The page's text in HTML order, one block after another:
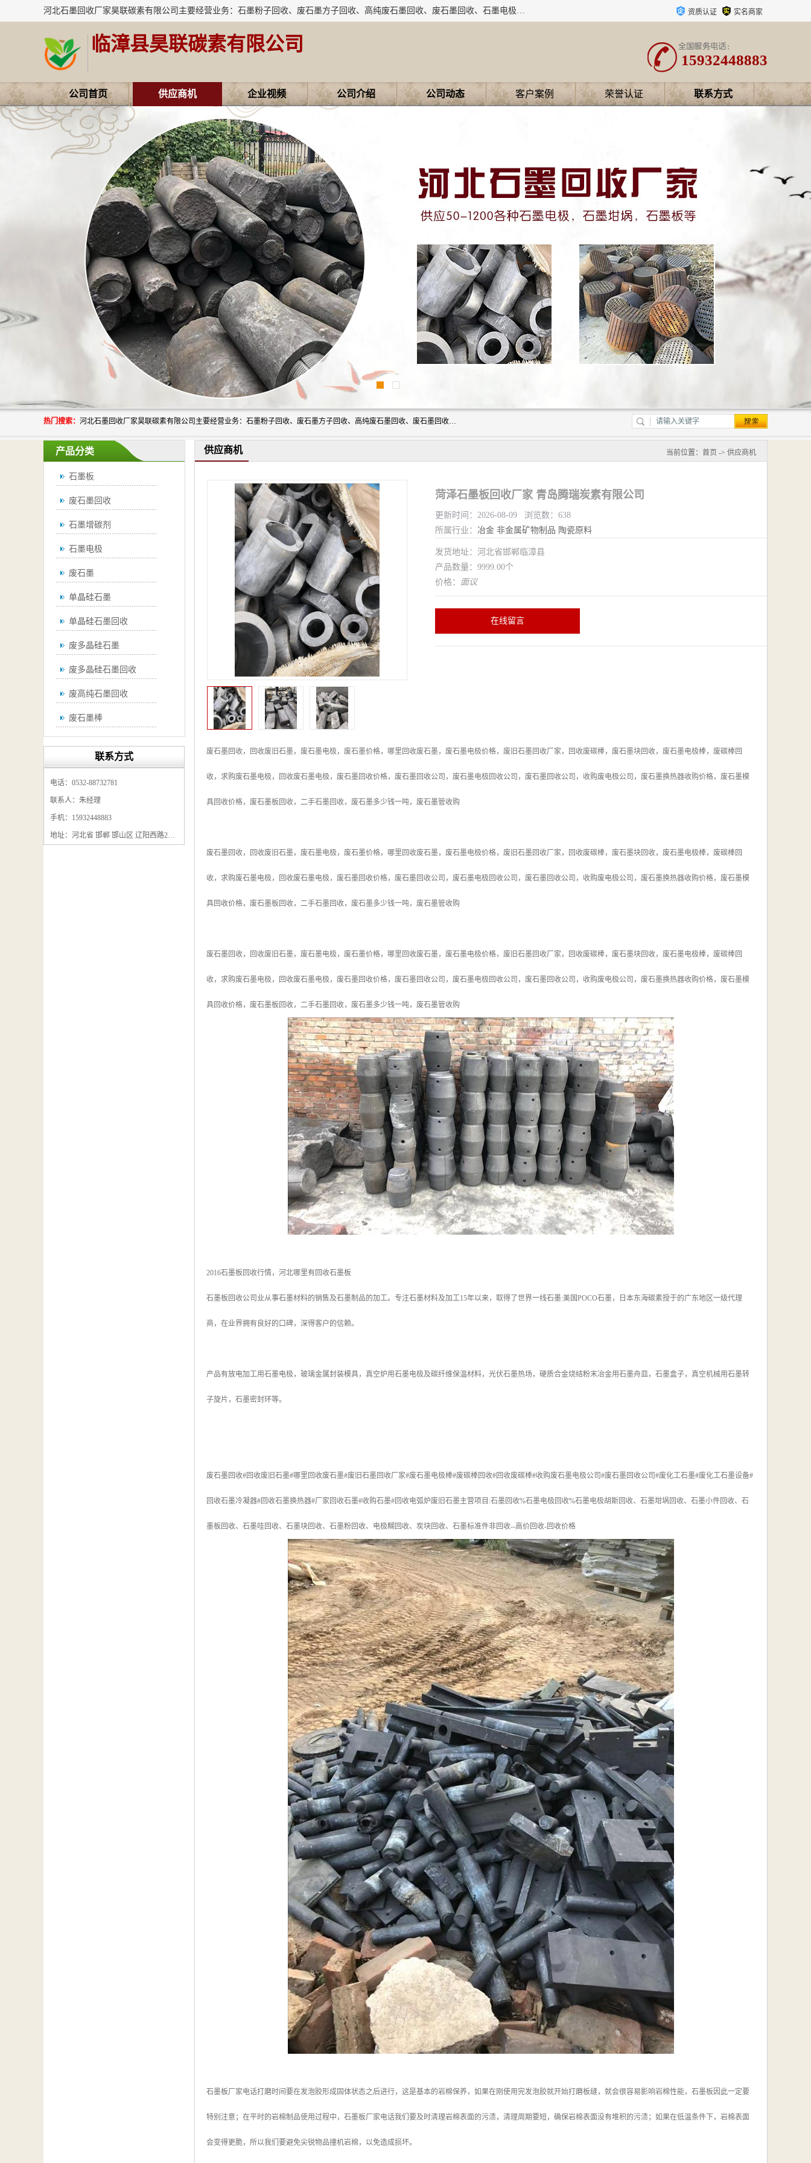
河北石墨回收厂家昊联碳素有限公司主要经营业务：石墨粉子回收、废石墨方子回收、高纯废石墨回收、废石墨回收、石墨电极回收、废石墨板回收、石墨增碳剂、单晶硅石墨、单晶硅石墨回收、废多晶硅石墨、废多晶硅石墨回收、废高纯石墨回收、废石墨、废石墨棒、废石墨棒回收、废石墨换热器回收、高纯石墨回收、石墨粉回收、石墨换热器回收、石墨纸回收、回收石墨板、回收石墨电极、石墨板回收、石墨回收。 资质认证 实名商家
临漳县昊联碳素有限公司
15932448883
公司首页 供应商机 企业视频 公司介绍 公司动态 客户案例 荣誉认证 联系方式
热门搜索： 河北石墨回收厂家昊联碳素有限公司主要经营业务：石墨粉子回收、废石墨方子回收、高纯废石墨回收、废石墨回收、石墨电极回收、废石墨板回收、石墨增碳剂、单晶硅石墨、单晶硅石墨回收、废多晶硅石墨、废多晶硅石墨回收、废高纯石墨回收、废石墨、废石墨棒、废石墨棒回收、废石墨换热器回收、高纯石墨回收、石墨粉回收、石墨换热器回收、石墨纸回收、回收石墨板、回收石墨电极、石墨板回收、石墨回收。
产品分类
石墨板
废石墨回收
石墨增碳剂
石墨电极
废石墨
单晶硅石墨
单晶硅石墨回收
废多晶硅石墨
废多晶硅石墨回收
废高纯石墨回收
废石墨棒
废石墨换热器回收
石墨粉回收
石墨换热器回收
联系方式
电话：0532-88732781
联系人：朱经理
手机：15932448883
地址：河北省 邯郸 邯山区 辽阳西路295号
供应商机 当前位置： 首页 -> 供应商机
菏泽石墨板回收厂家 青岛腾瑞炭素有限公司
更新时间：2026-08-09 浏览数：638
所属行业： 冶金 非金属矿物制品 陶瓷原料
发货地址：河北省邯郸临漳县
产品数量：9999.00个
价格： 面议
在线留言
废石墨回收，回收废旧石墨，废石墨电极，废石墨价格，哪里回收废石墨，废石墨电极价格，废旧石墨回收厂家，回收废碳棒，废石墨块回收，废石墨电极棒，废碳棒回
收，求购废石墨电极，回收废石墨电极，废石墨回收价格，废石墨回收公司，废石墨电极回收公司，废石墨回收公司，收购废电极公司，废石墨换热器收购价格，废石墨模
具回收价格，废石墨板回收，二手石墨回收，废石墨多少钱一吨，废石墨管收购
废石墨回收，回收废旧石墨，废石墨电极，废石墨价格，哪里回收废石墨，废石墨电极价格，废旧石墨回收厂家，回收废碳棒，废石墨块回收，废石墨电极棒，废碳棒回
收，求购废石墨电极，回收废石墨电极，废石墨回收价格，废石墨回收公司，废石墨电极回收公司，废石墨回收公司，收购废电极公司，废石墨换热器收购价格，废石墨模
具回收价格，废石墨板回收，二手石墨回收，废石墨多少钱一吨，废石墨管收购
废石墨回收，回收废旧石墨，废石墨电极，废石墨价格，哪里回收废石墨，废石墨电极价格，废旧石墨回收厂家，回收废碳棒，废石墨块回收，废石墨电极棒，废碳棒回
收，求购废石墨电极，回收废石墨电极，废石墨回收价格，废石墨回收公司，废石墨电极回收公司，废石墨回收公司，收购废电极公司，废石墨换热器收购价格，废石墨模
具回收价格，废石墨板回收，二手石墨回收，废石墨多少钱一吨，废石墨管收购
2016石墨板回收行情，河北哪里有回收石墨板
石墨板回收公司业从事石墨材料的销售及石墨制品的加工。专注石墨材料及加工15年以来，取得了世界一线石墨:美国POCO石墨，日本东海碳素授于的广东地区一级代理
商，在业界拥有良好的口碑，深得客户的信赖。
产品有放电加工用石墨电极，玻璃金属封装模具，真空炉用石墨电极及碳纤维保温材料，光伏石墨热场，硬质合金烧结粉末冶金用石墨舟皿，石墨盒子，真空机械用石墨转
子旋片，石墨密封环等。
废石墨回收#回收废旧石墨#哪里回收废石墨#废旧石墨回收厂家#废石墨电极棒#废碳棒回收#回收废碳棒#收购废石墨电极公司#废石墨回收公司#废化工石墨#废化工石墨设备#
回收石墨冷凝器#回收石墨换热器#厂家回收石墨#收购石墨#回收电弧炉废旧石墨主营项目:石墨回收%石墨电极回收%石墨电极胡斯回收、石墨坩埚回收、石墨小件回收、石
墨板回收、石墨哇回收、石墨块回收、石墨粉回收、电极糊回收、炭块回收、石墨标准件非回收--高价回收-回收价格
石墨板厂家电话打磨时间要在发泡胶形成固体状态之后进行，这是基本的岩棉保养，如果在刚使用完发泡胶就开始打磨板缝，就会很容易影响岩棉性能，石墨板因此一定要
特别注意；在平时的岩棉制品使用过程中，石墨板厂家电话我们要及时清理岩棉表面的污渍，清理周期要短，确保岩棉表面没有堆积的污渍；如果在低温条件下，岩棉表面
会变得更脆，所以我们要避免尖锐物品撞机岩棉，以免造成损坏。